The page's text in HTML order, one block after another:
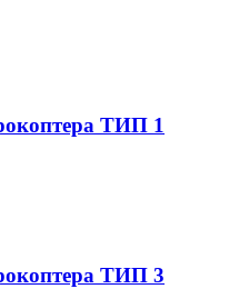
ТИП 1
ТИП 3